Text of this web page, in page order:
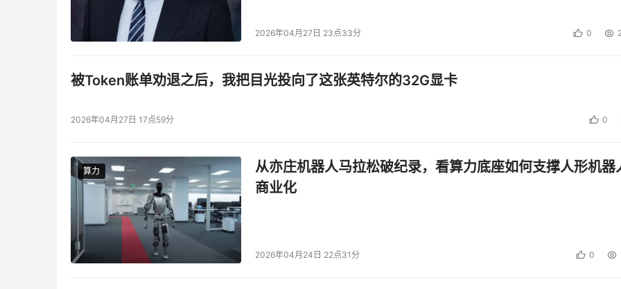
2026年04月27日 23点33分 0
被Token账单劝退之后，我把目光投向了这张英特尔的32G显卡
2026年04月27日 17点59分 0
算力
算力
从亦庄机器人马拉松破纪录，看算力底座如何支撑人形机器
商业化
2026年04月24日 22点31分 0